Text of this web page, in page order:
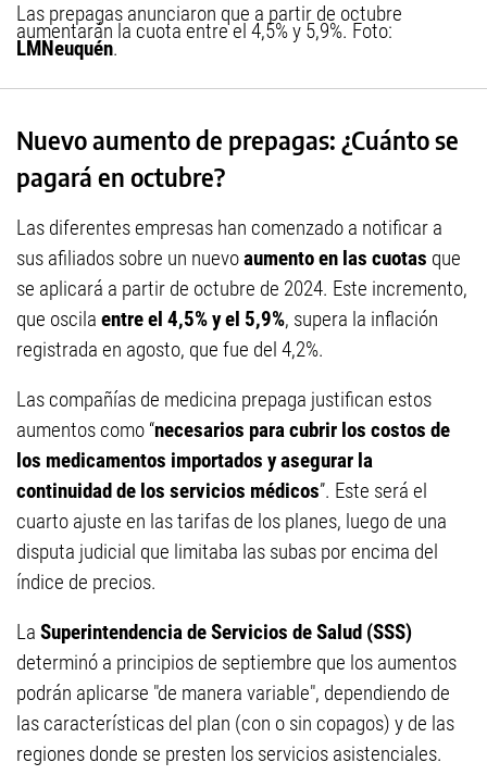
Las prepagas anunciaron que a partir de octubre
aumentarán la cuota entre el 4,5% y 5,9%. Foto:
LMNeuquén.
Nuevo aumento de prepagas: ¿Cuánto se
pagará en octubre?
Las diferentes empresas han comenzado a notificar a
sus afiliados sobre un nuevoaumento en las cuotas que
se aplicará a partir de octubre de 2024. Este incremento,
que oscila entre el 4,5% y el 5,9%, supera la inflación
registrada en agosto, que fue del 4,2%.
Las compañías de medicina prepaga justifican estos
aumentos como “necesarios para cubrir los costos de
los medicamentos importados y asegurar la
continuidad de los servicios médicos”. Este será el
cuarto ajuste en las tarifas de los planes, luego de una
disputa judicial que limitaba las subas por encima del
índice de precios.
La Superintendencia de Servicios de Salud (SSS)
determinó a principios de septiembre que los aumentos
podrán aplicarse "de manera variable", dependiendo de
las características del plan (con o sin copagos) y de las
regiones donde se presten los servicios asistenciales.